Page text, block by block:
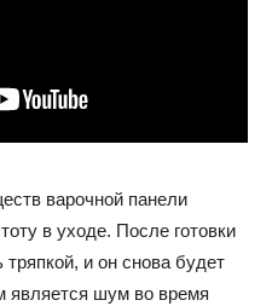
варочной панели
в уходе. После готовки
тряпкой, и он снова будет
является шум во время